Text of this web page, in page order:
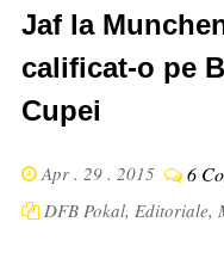
Jaf la
calificat-o pe
Cupei
Apr . 29 . 2015 6
DFB Pokal, Editoriale,